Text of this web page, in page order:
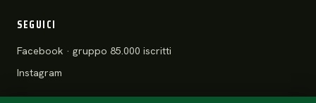
SEGUICI
Facebook · gruppo 85.000 iscritti
Instagram